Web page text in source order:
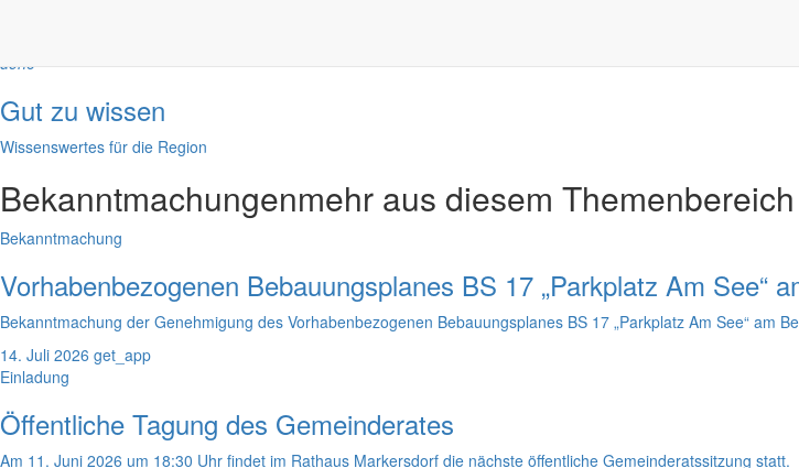
done
Gut zu wissen
Wissenswertes für die Region
Bekanntmachungenmehr aus diesem Themenbereich
Bekanntmachung
Vorhabenbezogenen Bebauungsplanes BS 17 „Parkplatz Am See“
Bekanntmachung der Genehmigung des Vorhabenbezogenen Bebauungsplanes BS 17 „Parkplatz Am See“ am
14. Juli 2026 get_app
Einladung
Öffentliche Tagung des Gemeinderates
Am 11. Juni 2026 um 18:30 Uhr findet im Rathaus Markersdorf die nächste öffentliche Gemeinderatssitzung statt.